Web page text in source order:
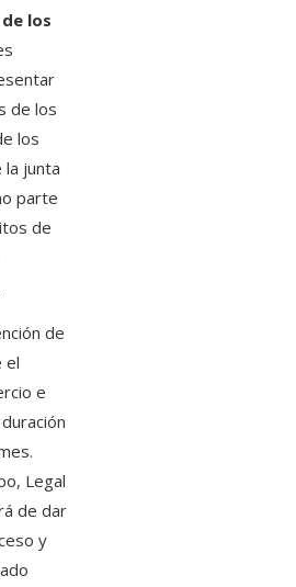
los
de los
los
junta
parte
de
de
el
e
Legal
de dar
y